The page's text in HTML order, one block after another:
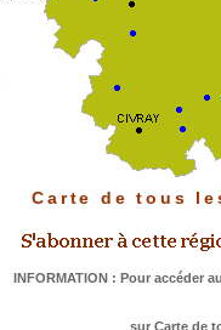
Carte de tous
INFORMATION : Pour accéder
sur Carte de